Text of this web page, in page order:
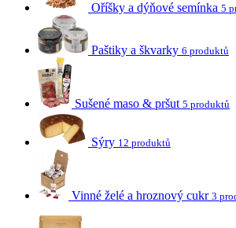
Oříšky a dýňové semínka 5
Paštiky a škvarky 6 produktů
Sušené maso & pršut 5 produktů
Sýry 12 produktů
Vinné želé a hroznový cukr 3